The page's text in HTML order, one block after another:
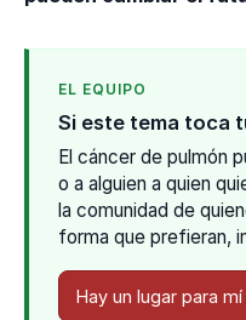
EL EQUIPO
Si este tema toca
El cáncer de pulmón
o a alguien a quien
la comunidad de
forma que prefieran,
Hay un lugar para mí